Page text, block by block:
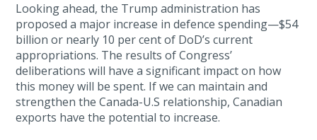
Looking ahead, the Trump administration has
proposed a major increase in defence spending—$54
billion or nearly 10 per cent of DoD’s current
appropriations. The results of Congress’
deliberations will have a significant impact on how
this money will be spent. If we can maintain and
strengthen the Canada-U.S relationship, Canadian
exports have the potential to increase.